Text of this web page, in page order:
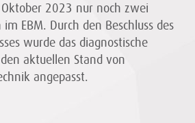
2023 nur noch zwei
EBM. Durch den Beschluss des
wurde das diagnostische
aktuellen Stand von
angepasst.